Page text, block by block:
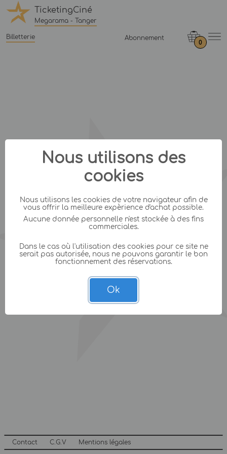
TicketingCiné
Megarama - Tanger
Billetterie Abonnement
0
Contact C.G.V Mentions légales
Nous utilisons des
cookies
Nous utilisons les cookies de votre navigateur afin de
vous offrir la meilleure expèrience d'achat possible.
Aucune donnée personnelle n'est stockée à des fins
commerciales.
Dans le cas où l'utilisation des cookies pour ce site ne
serait pas autorisée, nous ne pouvons garantir le bon
fonctionnement des réservations.
Ok